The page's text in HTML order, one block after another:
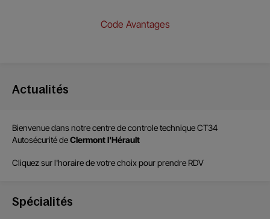
Code Avantages
Actualités
Bienvenue dans notre centre decontrole technique CT34
AutosécuritédeClermont l'Hérault
Cliquez sur l'horaire de votre choix pour prendre RDV
Spécialités